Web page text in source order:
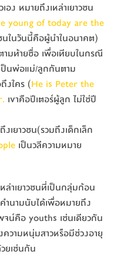
อง หมายถึงเหล่าเยาวชน
young of today are the
นในวันนี้คือผู้นำในอนาคต)
ามท้ายชื่อ เพื่อเทียบในกรณี
นพ่อแม่/ลูกกันตาม
งใคร (He is Peter the
เขาคือปีเตอร์ผู้ลูก ไม่ใช่ปี
เยาวชน(รวมถึงเด็กเล็ก
เป็นวลีความหมาย
าเยาวชนที่เป็นกลุ่มก้อน
ำนามนับได้เพื่อหมายถึง
น์คือ youths เช่นเดียวกัน
วามหนุ่มสาวหรือมีช่วงอายุ
ยเช่นกัน